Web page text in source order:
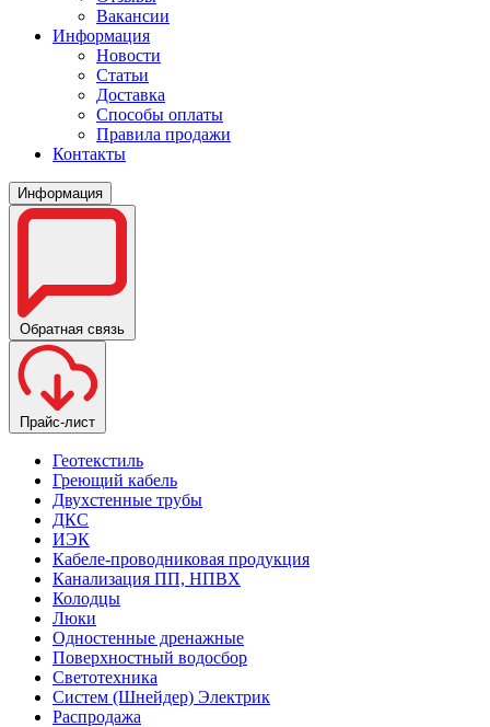
Вакансии
Информация
Новости
Статьи
Доставка
Способы оплаты
Правила продажи
Контакты
Информация
Обратная связь
Прайс-лист
Геотекстиль
Греющий кабель
Двухстенные трубы
ДКС
ИЭК
Кабеле-проводниковая продукция
Канализация ПП, НПВХ
Колодцы
Люки
Одностенные дренажные
Поверхностный водосбор
Светотехника
Систем (Шнейдер) Электрик
Распродажа